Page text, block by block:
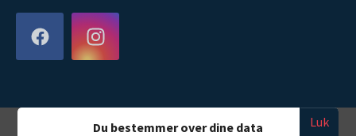
Luk
Du bestemmer over dine data